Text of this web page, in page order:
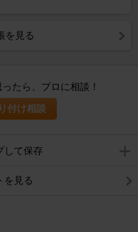
を見る
たら、プロに相談！
付け相談
して保存
を見る